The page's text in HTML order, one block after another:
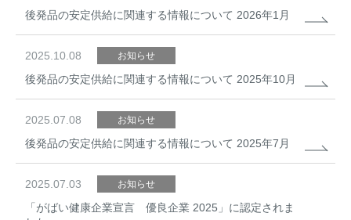
後発品の安定供給に関連する情報について 2026年1月
2025.10.08 お知らせ
後発品の安定供給に関連する情報について 2025年10月
2025.07.08 お知らせ
後発品の安定供給に関連する情報について 2025年7月
2025.07.03 お知らせ
「がばい健康企業宣言 優良企業 2025」に認定されま